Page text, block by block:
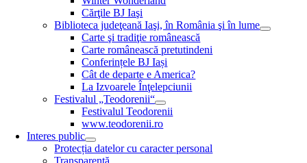
Cărţile BJ Iaşi
Biblioteca judeţeană Iaşi, în România şi în lume
Carte şi tradiţie românească
Carte românească pretutindeni
Conferințele BJ Iași
Cât de departe e America?
La Izvoarele Înţelepciunii
Festivalul „Teodorenii“
Festivalul Teodorenii
www.teodorenii.ro
Interes public
Protecția datelor cu caracter personal
Transparență